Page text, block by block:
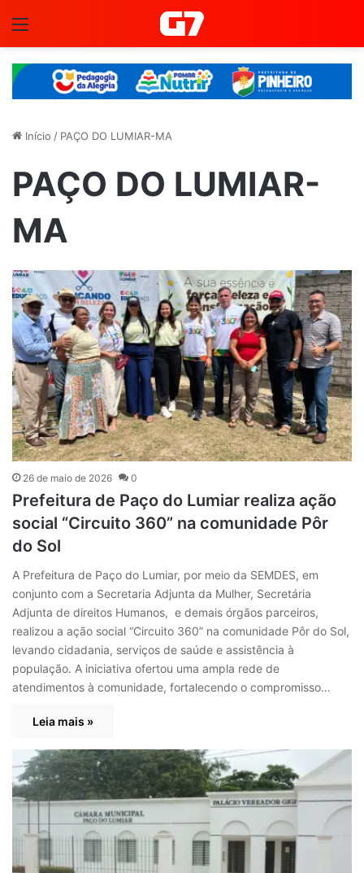
Início / PAÇO DO LUMIAR-MA
PAÇO DO LUMIAR-
MA
26 de maio de 2026 0
Prefeitura de Paço do Lumiar realiza ação
social “Circuito 360” na comunidade Pôr
do Sol
A Prefeitura de Paço do Lumiar, por meio da SEMDES, em
conjunto com a Secretaria Adjunta da Mulher, Secretária
Adjunta de direitos Humanos, e demais órgãos parceiros,
realizou a ação social “Circuito 360” na comunidade Pôr do Sol,
levando cidadania, serviços de saúde e assistência à
população. A iniciativa ofertou uma ampla rede de
atendimentos à comunidade, fortalecendo o compromisso…
Leia mais »